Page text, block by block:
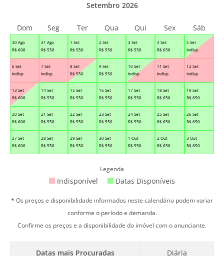
30 Ago
R$ 600
31 Ago
R$ 550
1 Set
R$ 550
2 Set
R$ 550
3 Set
R$ 550
4 Set
R$ 650
5 Set
Indisp.
6 Set
Indisp.
7 Set
Indisp.
8 Set
R$ 550
9 Set
R$ 550
10 Set
Indisp.
11 Set
Indisp.
12 Set
Indisp.
13 Set
R$ 600
14 Set
R$ 550
15 Set
R$ 550
16 Set
R$ 550
17 Set
R$ 550
18 Set
R$ 650
19 Set
R$ 650
20 Set
R$ 600
21 Set
R$ 550
22 Set
R$ 550
23 Set
R$ 550
24 Set
R$ 550
25 Set
R$ 650
26 Set
R$ 650
27 Set
R$ 600
28 Set
R$ 550
29 Set
R$ 550
30 Set
R$ 550
1 Out
R$ 550
2 Out
R$ 650
3 Out
R$ 650
Setembro 2026
Dom Seg Ter Qua Qui Sex Sáb
Legenda
Indisponível Datas Disponíveis
* Os preços e disponibilidade informados neste calendário podem variar
conforme o período e demanda.
Confirme os preços e a disponibilidade do imóvel com o anunciante.
Datas mais Procuradas Diária